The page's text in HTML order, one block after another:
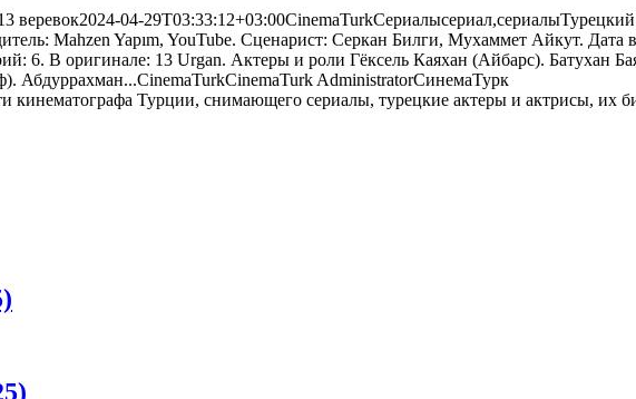
веревок2024-04-29T03:33:12+03:00CinemaTurkСериалысериал,сериалы
Mahzen Yapım, YouTube. Сценарист: Серкан Билги, Мухаммет Айкут. Дата
6. В оригинале: 13 Urgan. Актеры и роли Гёксель Каяхан (Айбарс).
Абдуррахман...CinemaTurkCinemaTurkAdministratorСинемаТурк